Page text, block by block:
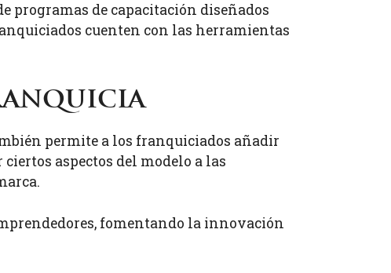
de capacitación diseñados
cuenten con las herramientas
permite a los franquiciados añadir
aspectos del modelo a las
fomentando la innovación